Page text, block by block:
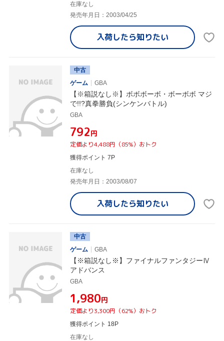
在庫なし
発売年月日：2003/04/25
入荷したら知りたい
中古
ゲーム
GBA
【※箱説なし※】ボボボーボ・ボーボボ マジ
で!!?真拳勝負(シンケンバトル)
GBA
¥792円
定価より4,488円（85%）おトク
獲得ポイント 7P
在庫なし
発売年月日：2003/08/07
入荷したら知りたい
中古
ゲーム
GBA
【※箱説なし※】ファイナルファンタジーⅣ
アドバンス
GBA
¥1,980円
定価より3,300円（62%）おトク
獲得ポイント 18P
在庫なし